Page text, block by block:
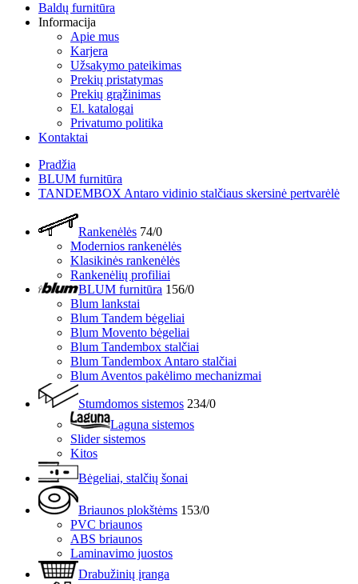
Baldų furnitūra
Informacija
Apie mus
Karjera
Užsakymo pateikimas
Prekių pristatymas
Prekių grąžinimas
El. katalogai
Privatumo politika
Kontaktai
Pradžia
BLUM furnitūra
TANDEMBOX Antaro vidinio stalčiaus skersinė pertvarėlė
Rankenėlės 74/0
Modernios rankenėlės
Klasikinės rankenėlės
Rankenėlių profiliai
BLUM furnitūra 156/0
Blum lankstai
Blum Tandem bėgeliai
Blum Movento bėgeliai
Blum Tandembox stalčiai
Blum Tandembox Antaro stalčiai
Blum Aventos pakėlimo mechanizmai
Stumdomos sistemos 234/0
Laguna sistemos
Slider sistemos
Kitos
Bėgeliai, stalčių šonai
Briaunos plokštėms 153/0
PVC briaunos
ABS briaunos
Laminavimo juostos
Drabužinių įranga